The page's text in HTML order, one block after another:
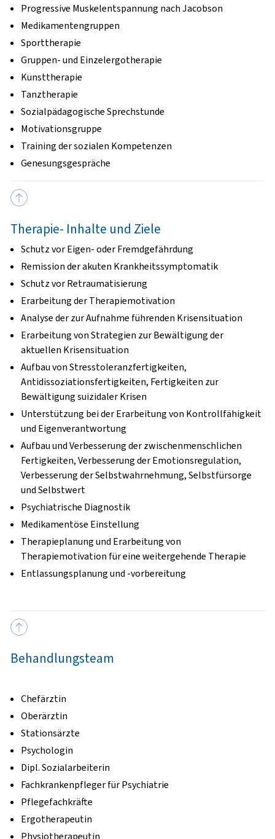
Progressive Muskelentspannung nach Jacobson
Medikamentengruppen
Sporttherapie
Gruppen- und Einzelergotherapie
Kunsttherapie
Tanztherapie
Sozialpädagogische Sprechstunde
Motivationsgruppe
Training der sozialen Kompetenzen
Genesungsgespräche
Therapie- Inhalte und Ziele
Schutz vor Eigen- oder Fremdgefährdung
Remission der akuten Krankheitssymptomatik
Schutz vor Retraumatisierung
Erarbeitung der Therapiemotivation
Analyse der zur Aufnahme führenden Krisensituation
Erarbeitung von Strategien zur Bewältigung der
aktuellen Krisensituation
Aufbau von Stresstoleranzfertigkeiten,
Antidissoziationsfertigkeiten, Fertigkeiten zur
Bewältigung suizidaler Krisen
Unterstützung bei der Erarbeitung von Kontrollfähigkeit
und Eigenverantwortung
Aufbau und Verbesserung der zwischenmenschlichen
Fertigkeiten, Verbesserung der Emotionsregulation,
Verbesserung der Selbstwahrnehmung, Selbstfürsorge
und Selbstwert
Psychiatrische Diagnostik
Medikamentöse Einstellung
Therapieplanung und Erarbeitung von
Therapiemotivation für eine weitergehende Therapie
Entlassungsplanung und -vorbereitung
Behandlungsteam
Chefärztin
Oberärztin
Stationsärzte
Psychologin
Dipl. Sozialarbeiterin
Fachkrankenpfleger für Psychiatrie
Pflegefachkräfte
Ergotherapeutin
Physiotherapeutin